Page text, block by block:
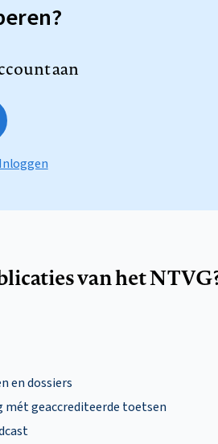
aan
Inloggen
van het
en dossiers
geaccrediteerde toetsen